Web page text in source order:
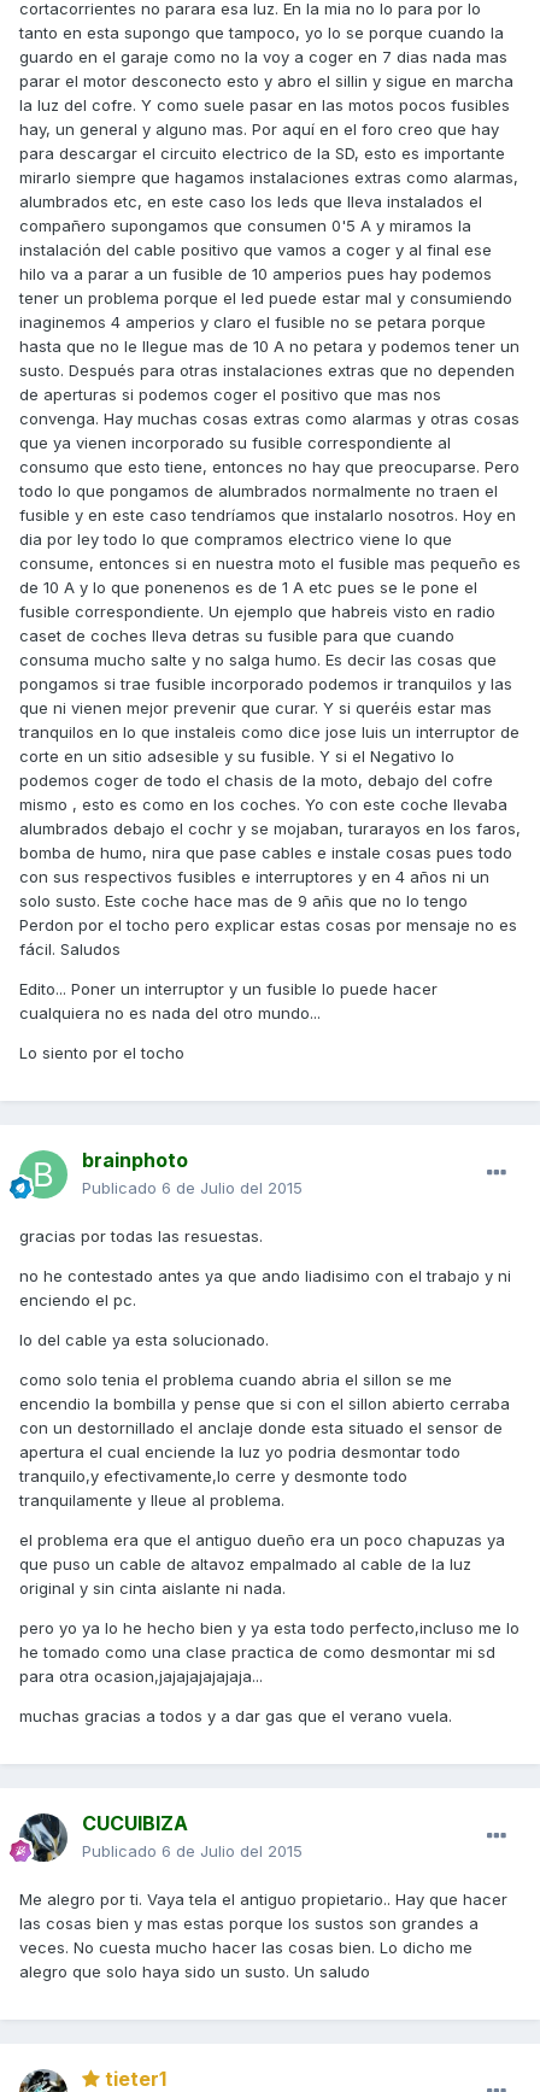
cortacorrientes no parara esa luz. En la mia no lo para por lo
tanto en esta supongo que tampoco, yo lo se porque cuando la
guardo en el garaje como no la voy a coger en 7 dias nada mas
parar el motor desconecto esto y abro el sillin y sigue en marcha
la luz del cofre. Y como suele pasar en las motos pocos fusibles
hay, un general y alguno mas. Por aquí en el foro creo que hay
para descargar el circuito electrico de la SD, esto es importante
mirarlo siempre que hagamos instalaciones extras como alarmas,
alumbrados etc, en este caso los leds que lleva instalados el
compañero supongamos que consumen 0'5 A y miramos la
instalación del cable positivo que vamos a coger y al final ese
hilo va a parar a un fusible de 10 amperios pues hay podemos
tener un problema porque el led puede estar mal y consumiendo
inaginemos 4 amperios y claro el fusible no se petara porque
hasta que no le llegue mas de 10 A no petara y podemos tener un
susto. Después para otras instalaciones extras que no dependen
de aperturas si podemos coger el positivo que mas nos
convenga. Hay muchas cosas extras como alarmas y otras cosas
que ya vienen incorporado su fusible correspondiente al
consumo que esto tiene, entonces no hay que preocuparse. Pero
todo lo que pongamos de alumbrados normalmente no traen el
fusible y en este caso tendríamos que instalarlo nosotros. Hoy en
dia por ley todo lo que compramos electrico viene lo que
consume, entonces si en nuestra moto el fusible mas pequeño es
de 10 A y lo que ponenenos es de 1 A etc pues se le pone el
fusible correspondiente. Un ejemplo que habreis visto en radio
caset de coches lleva detras su fusible para que cuando
consuma mucho salte y no salga humo. Es decir las cosas que
pongamos si trae fusible incorporado podemos ir tranquilos y las
que ni vienen mejor prevenir que curar. Y si queréis estar mas
tranquilos en lo que instaleis como dice jose luis un interruptor de
corte en un sitio adsesible y su fusible. Y si el Negativo lo
podemos coger de todo el chasis de la moto, debajo del cofre
mismo , esto es como en los coches. Yo con este coche llevaba
alumbrados debajo el cochr y se mojaban, turarayos en los faros,
bomba de humo, nira que pase cables e instale cosas pues todo
con sus respectivos fusibles e interruptores y en 4 años ni un
solo susto. Este coche hace mas de 9 añis que no lo tengo
Perdon por el tocho pero explicar estas cosas por mensaje no es
fácil. Saludos
Edito... Poner un interruptor y un fusible lo puede hacer
cualquiera no es nada del otro mundo...
Lo siento por el tocho
brainphoto
Publicado 6 de Julio del 2015
gracias por todas las resuestas.
no he contestado antes ya que ando liadisimo con el trabajo y ni
enciendo el pc.
lo del cable ya esta solucionado.
como solo tenia el problema cuando abria el sillon se me
encendio la bombilla y pense que si con el sillon abierto cerraba
con un destornillado el anclaje donde esta situado el sensor de
apertura el cual enciende la luz yo podria desmontar todo
tranquilo,y efectivamente,lo cerre y desmonte todo
tranquilamente y lleue al problema.
el problema era que el antiguo dueño era un poco chapuzas ya
que puso un cable de altavoz empalmado al cable de la luz
original y sin cinta aislante ni nada.
pero yo ya lo he hecho bien y ya esta todo perfecto,incluso me lo
he tomado como una clase practica de como desmontar mi sd
para otra ocasion,jajajajajajaja...
muchas gracias a todos y a dar gas que el verano vuela.
CUCUIBIZA
Publicado 6 de Julio del 2015
Me alegro por ti. Vaya tela el antiguo propietario.. Hay que hacer
las cosas bien y mas estas porque los sustos son grandes a
veces. No cuesta mucho hacer las cosas bien. Lo dicho me
alegro que solo haya sido un susto. Un saludo
tieter1